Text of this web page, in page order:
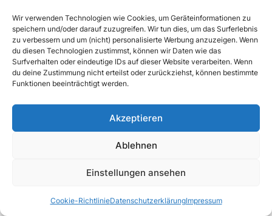
Wir verwenden Technologien wie Cookies, um Geräteinformationen zu
speichern und/oder darauf zuzugreifen. Wir tun dies, um das Surferlebnis
zu verbessern und um (nicht) personalisierte Werbung anzuzeigen. Wenn
du diesen Technologien zustimmst, können wir Daten wie das
Surfverhalten oder eindeutige IDs auf dieser Website verarbeiten. Wenn
du deine Zustimmung nicht erteilst oder zurückziehst, können bestimmte
Funktionen beeinträchtigt werden.
Akzeptieren
Ablehnen
Einstellungen ansehen
Cookie-RichtlinieDatenschutzerklärungImpressum
Temperaturmessung
Hier erreicht der IceSLEET bei 1000rpm 70,2°C. Da
die Arbeit mit nur einem Lüfter verrichtet werden
muss, finde ich den Wert ganz in Ordnung. Bei
auf 66°C. ~400rpm mehr und dafür 4°C weniger. Hier
etwas drehfreudiger wäre (was allerdings auch mit